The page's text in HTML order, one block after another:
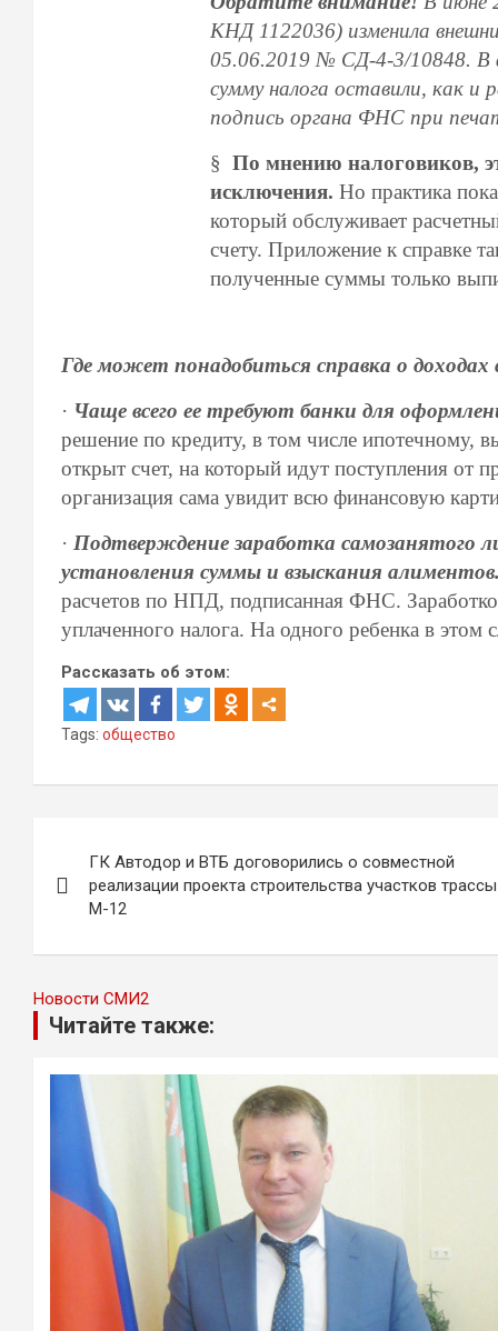
КНД 1122036) изменила
05.06.2019 № СД-4-3/10848. В
сумму налога оставили, как и
подпись органа ФНС при
§ По мнению налоговиков,
исключения. Но практика
который обслуживает
счету. Приложение к справке
полученные суммы только
Где может понадобиться справка о доходах
· Чаще всего ее требуют банки для
решение по кредиту, в том числе ипотечному,
открыт счет, на который идут поступления от
организация сама увидит всю финансовую
· Подтверждение заработка самозанятого
установления суммы и взыскания
расчетов по НПД, подписанная ФНС.
уплаченного налога. На одного ребенка в
Рассказать об этом:
Tags: общество
по
записям
ГК Автодор и ВТБ договорились о совместной
реализации проекта строительства участков трассы
М-12
Новости СМИ2
Читайте также: